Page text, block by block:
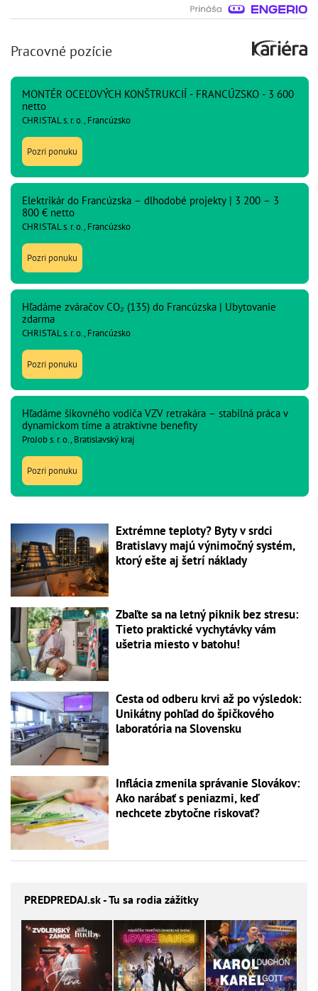
Pracovné pozície
MONTÉR OCEĽOVÝCH KONŠTRUKCIÍ - FRANCÚZSKO - 3 600
netto
CHRISTAL s. r. o., Francúzsko
Pozri ponuku
Elektrikár do Francúzska – dlhodobé projekty | 3 200 – 3
800 € netto
CHRISTAL s. r. o., Francúzsko
Pozri ponuku
Hľadáme zváračov CO₂ (135) do Francúzska | Ubytovanie
zdarma
CHRISTAL s. r. o., Francúzsko
Pozri ponuku
Hľadáme šikovného vodiča VZV retrakára – stabilná práca v
dynamickom tíme a atraktívne benefity
ProJob s. r. o., Bratislavský kraj
Pozri ponuku
Extrémne teploty? Byty v srdci
Bratislavy majú výnimočný systém,
ktorý ešte aj šetrí náklady
Zbaľte sa na letný piknik bez stresu:
Tieto praktické vychytávky vám
ušetria miesto v batohu!
Cesta od odberu krvi až po výsledok:
Unikátny pohľad do špičkového
laboratória na Slovensku
Inflácia zmenila správanie Slovákov:
Ako narábať s peniazmi, keď
nechcete zbytočne riskovať?
PREDPREDAJ.sk - Tu sa rodia zážitky